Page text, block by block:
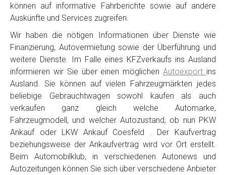
können auf informative Fahrberichte sowie auf andere
Auskünfte und Services zugreifen.
Wir haben die nötigen Informationen über Dienste wie
Finanzierung, Autovermietung sowie der Überführung und
weitere Dienste. Im Falle eines KFZverkaufs ins Ausland
informieren wir Sie über einen möglichenAutoexport ins
Ausland. Sie können auf vielen Fahrzeugmärkten jedes
beliebige Gebrauchtwagen sowohl kaufen als auch
verkaufen ganz gleich welche Automarke,
Fahrzeugmodell, und welcher Autozustand, ob nun PKW
Ankauf oder LKW Ankauf Coesfeld . Der Kaufvertrag
beziehungsweise der Ankaufvertrag wird vor Ort erstellt.
Beim Automobilklub, in verschiedenen Autonews und
Autozeitungen können Sie sich über verschiedene Anbieter